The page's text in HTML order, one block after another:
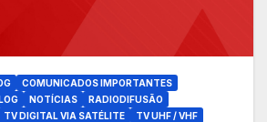
COMUNICADOS IMPORTANTES
NOTÍCIAS
RADIODIFUSÃO
TV DIGITAL VIA SATÉLITE TV UHF / VHF